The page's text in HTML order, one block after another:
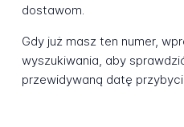
dostawom.
Gdy już masz ten numer,
wyszukiwania, aby
przewidywaną datę